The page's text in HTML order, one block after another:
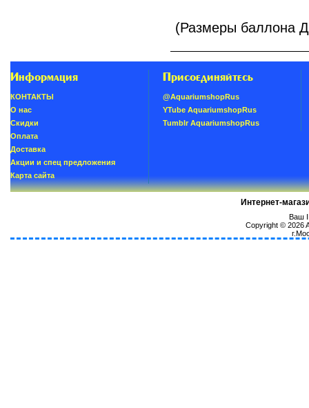
(Размеры баллона
Информация
КОНТАКТЫ
О нас
Скидки
Oплатa
Доставка
Акции и спец предложения
Карта сайта
Присоединяйтесь
@AquariumshopRus
YTube AquariumshopRus
Tumblr AquariumshopRus
Интернет-
Ваш
Copyright © 2026